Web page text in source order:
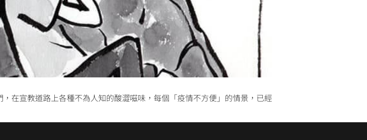
在宣教道路上各種不為人知的酸澀嗞味，每個「疫情不方便」的情景，已經